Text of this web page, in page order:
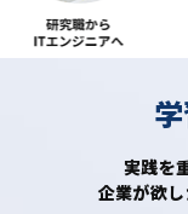
実践を
企業が欲し